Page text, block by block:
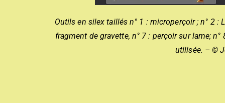
Outils en silex taillés n° 1 : microperçoir ; n° 2 :
fragment de gravette, n° 7 : perçoir sur lame;
utilisée. – ©